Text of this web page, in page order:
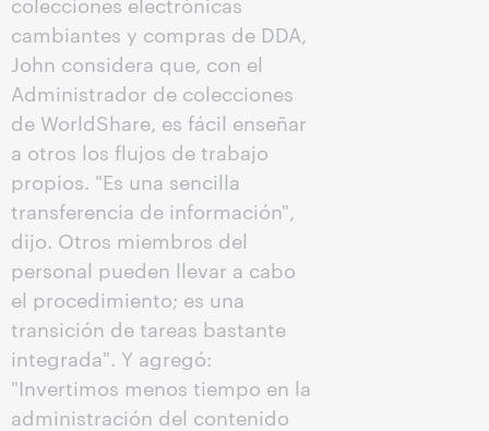
cambiantes y compras de DDA,
John considera que, con el
Administrador de colecciones
de WorldShare, es fácil enseñar
a otros los flujos de trabajo
propios. "Es una sencilla
transferencia de información",
dijo. Otros miembros del
personal pueden llevar a cabo
el procedimiento; es una
transición de tareas bastante
integrada". Y agregó:
"Invertimos menos tiempo en la
administración del contenido